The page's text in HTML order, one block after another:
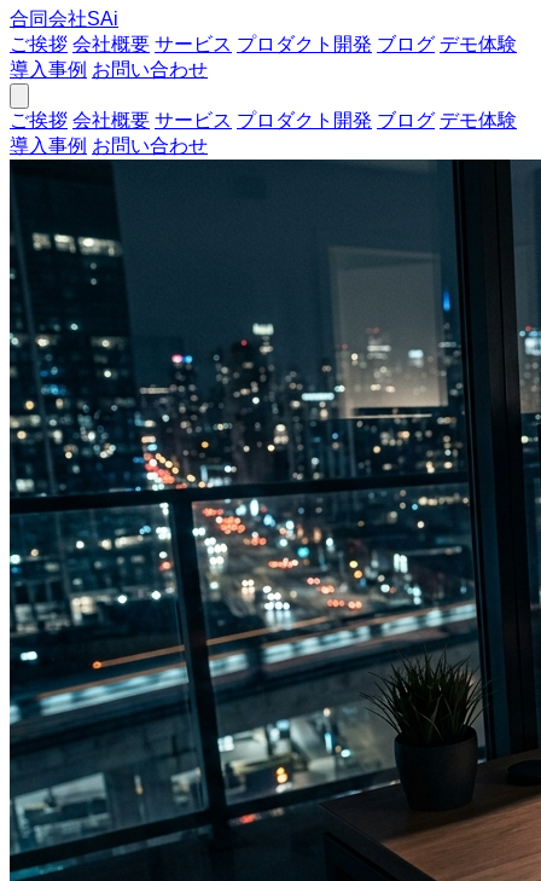
合同会社SAi
ご挨拶 会社概要 サービス プロダクト開発 ブログ デモ体験
導入事例 お問い合わせ
ご挨拶 会社概要 サービス プロダクト開発 ブログ デモ体験
導入事例 お問い合わせ